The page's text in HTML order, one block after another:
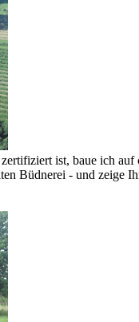
ist, baue ich
Büdnerei - und zeige